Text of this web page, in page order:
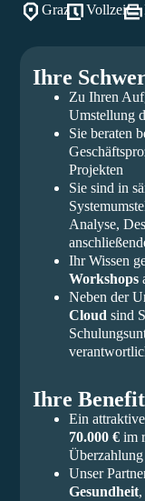
Graz Vollzeit
Ihre
Zu Ihren
Umstellung
Sie beraten
Projekten
Sie sind in
Analyse,
Ihr Wissen
Workshops
Neben der
Cloud sind
Ihre
Ein
70.000 €im
Überzahlung
Unser
Gesundheit,